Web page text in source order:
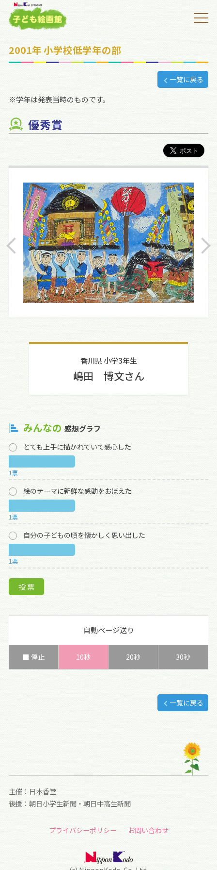
2001年 小学校低学年の部
一覧に戻る
※学年は発表当時のものです。
優秀賞
香川県 小学3年生
嶋田 博文さん
みんなの 感想グラフ
とても上手に描かれていて感心した
1票
絵のテーマに新鮮な感動をおぼえた
1票
自分の子どもの頃を懐かしく思い出した
1票
自動ページ送り
■ 停止 10秒 20秒 30秒
一覧に戻る
主催：日本香堂
後援：朝日小学生新聞・朝日中高生新聞
プライバシーポリシー お問い合わせ